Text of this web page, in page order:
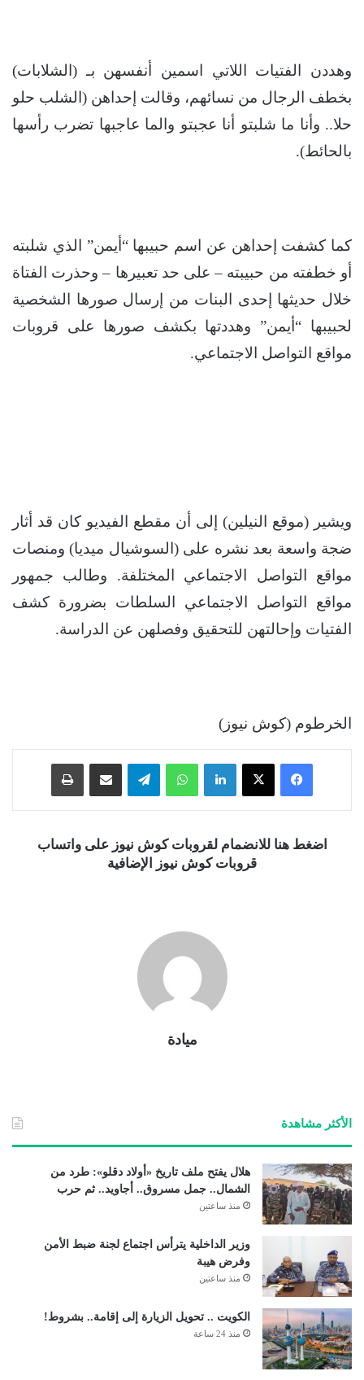
وهددن الفتيات اللاتي اسمين أنفسهن بـ (الشلابات)
بخطف الرجال من نسائهم، وقالت إحداهن (الشلب حلو
حلا.. وأنا ما شلبتو أنا عجبتو والما عاجبها تضرب رأسها
بالحائط).
كما كشفت إحداهن عن اسم حبيبها “أيمن” الذي شلبته
أو خطفته من حبيبته – على حد تعبيرها – وحذرت الفتاة
خلال حديثها إحدى البنات من إرسال صورها الشخصية
لحبيبها “أيمن” وهددتها بكشف صورها على قروبات
مواقع التواصل الاجتماعي.
ويشير (موقع النيلين) إلى أن مقطع الفيديو كان قد أثار
ضجة واسعة بعد نشره على (السوشيال ميديا) ومنصات
مواقع التواصل الاجتماعي المختلفة. وطالب جمهور
مواقع التواصل الاجتماعي السلطات بضرورة كشف
الفتيات وإحالتهن للتحقيق وفصلهن عن الدراسة.
الخرطوم (كوش نيوز)
فيسبوك ‫X لينكدإن واتساب تيلقرام
اضغط هنا للانضمام لقروبات كوش نيوز على واتساب
قروبات كوش نيوز الإضافية
ميادة
الأكثر مشاهدة
هلال يفتح ملف تاريخ «أولاد دقلو»: طرد من
الشمال.. جمل مسروق.. أجاويد.. ثم حرب
منذ ساعتين
وزير الداخلية يترأس اجتماع لجنة ضبط الأمن
وفرض هيبة
منذ ساعتين
الكويت .. تحويل الزيارة إلى إقامة.. بشروط!
منذ 24 ساعة